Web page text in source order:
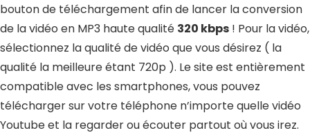
bouton de téléchargement afin de lancer la conversion
de la vidéo en MP3 haute qualité 320 kbps ! Pour la vidéo,
sélectionnez la qualité de vidéo que vous désirez ( la
qualité la meilleure étant 720p ). Le site est entièrement
compatible avec les smartphones, vous pouvez
télécharger sur votre téléphone n’importe quelle vidéo
Youtube et la regarder ou écouter partout où vous irez.